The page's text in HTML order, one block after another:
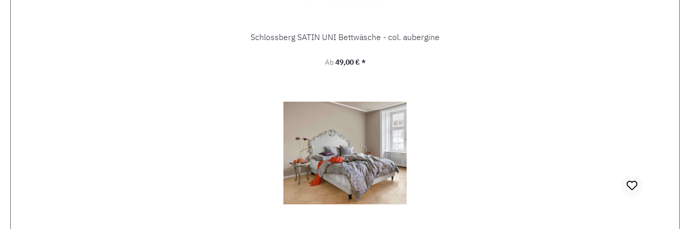
Schlossberg SATIN UNI Bettwäsche - col. aubergine
Regulärer Preis:
Ab49,00 € *